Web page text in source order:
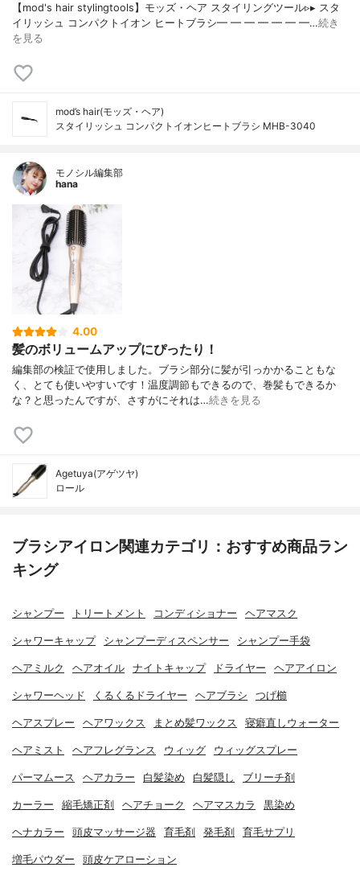
【mod's hair stylingtools】モッズ・ヘア スタイリングツール▹▸ スタ
イリッシュ コンパクトイオン ヒートブラシ━ ━ ━ ━ ━ ━ ━…続き
を見る
mod’s hair(モッズ・ヘア)
スタイリッシュ コンパクトイオンヒートブラシ MHB-3040
モノシル編集部
hana
4.00
髪のボリュームアップにぴったり！
編集部の検証で使用しました。ブラシ部分に髪が引っかかることもな
く、とても使いやすいです！温度調節もできるので、巻髪もできるか
な？と思ったんですが、さすがにそれは…続きを見る
Agetuya(アゲツヤ)
ロール
ブラシアイロン関連カテゴリ：おすすめ商品ラン
キング
シャンプー トリートメント コンディショナー ヘアマスク
シャワーキャップ シャンプーディスペンサー シャンプー手袋
ヘアミルク ヘアオイル ナイトキャップ ドライヤー ヘアアイロン
シャワーヘッド くるくるドライヤー ヘアブラシ つげ櫛
ヘアスプレー ヘアワックス まとめ髪ワックス 寝癖直しウォーター
ヘアミスト ヘアフレグランス ウィッグ ウィッグスプレー
パーマムース ヘアカラー 白髪染め 白髪隠し ブリーチ剤
カーラー 縮毛矯正剤 ヘアチョーク ヘアマスカラ 黒染め
ヘナカラー 頭皮マッサージ器 育毛剤 発毛剤 育毛サプリ
増毛パウダー 頭皮ケアローション